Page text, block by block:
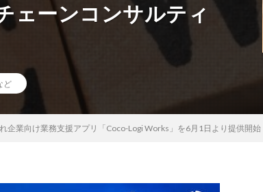
ェーンコンサルティ
ど
企業向け業務支援アプリ「Coco-Logi Works」を6月1日より提供開